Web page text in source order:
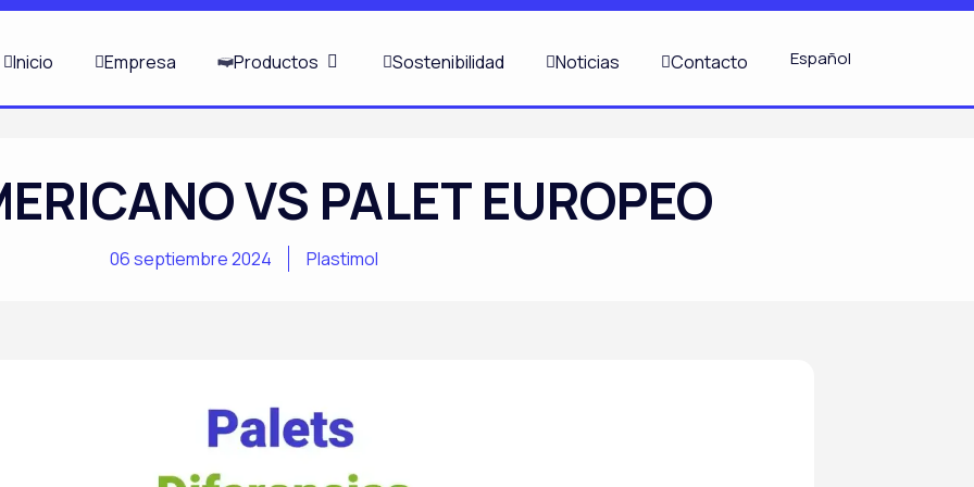
Inicio Empresa Productos ABRIR PRODUCTOS
Sostenibilidad Noticias Contacto Español
VS PALET EUROPEO
06 septiembre 2024 Plastimol